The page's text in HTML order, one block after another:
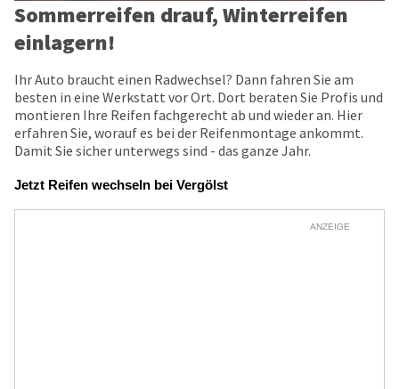
Sommerreifen drauf, Winterreifen
einlagern!
Ihr Auto braucht einen Radwechsel? Dann fahren Sie am
besten in eine Werkstatt vor Ort. Dort beraten Sie Profis und
montieren Ihre Reifen fachgerecht ab und wieder an. Hier
erfahren Sie, worauf es bei der Reifenmontage ankommt.
Damit Sie sicher unterwegs sind - das ganze Jahr.
Jetzt Reifen wechseln bei Vergölst
ANZEIGE